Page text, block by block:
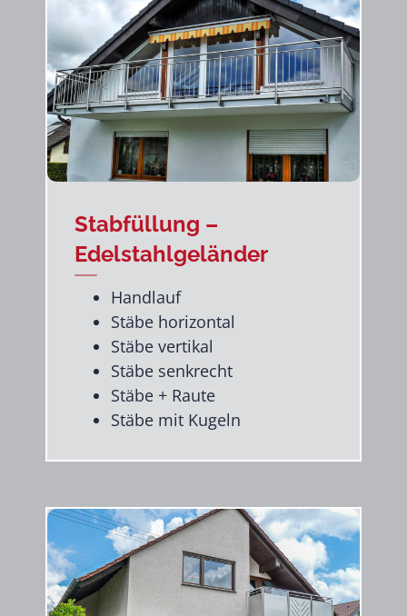
Stabfüllung –
Edelstahlgeländer
Handlauf
Stäbe horizontal
Stäbe vertikal
Stäbe senkrecht
Stäbe + Raute
Stäbe mit Kugeln